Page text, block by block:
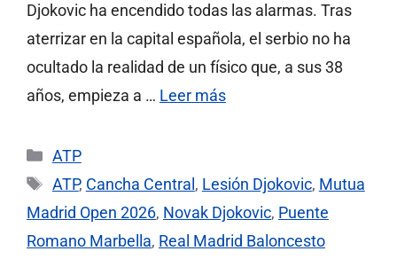
Djokovic ha encendido todas las alarmas. Tras
aterrizar en la capital española, el serbio no ha
ocultado la realidad de un físico que, a sus 38
años, empieza a … Leer más
Categorías
ATP
Etiquetas
ATP, Cancha Central , Lesión Djokovic, Mutua
Madrid Open 2026, Novak Djokovic, Puente
Romano Marbella, Real Madrid Baloncesto